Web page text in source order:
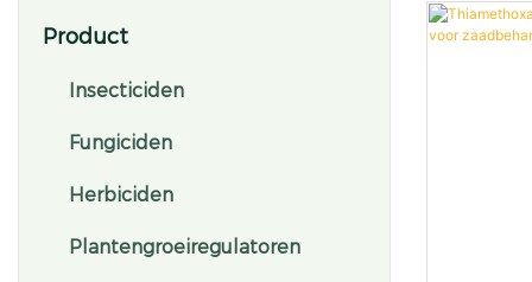
Product
Insecticiden
Fungiciden
Herbiciden
Plantengroeiregulatoren